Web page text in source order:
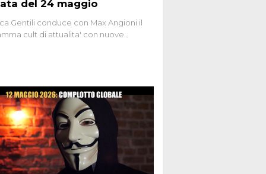
del 24 maggio
Gentili conduce con Max Angioni il
cult di attualita' con nuove